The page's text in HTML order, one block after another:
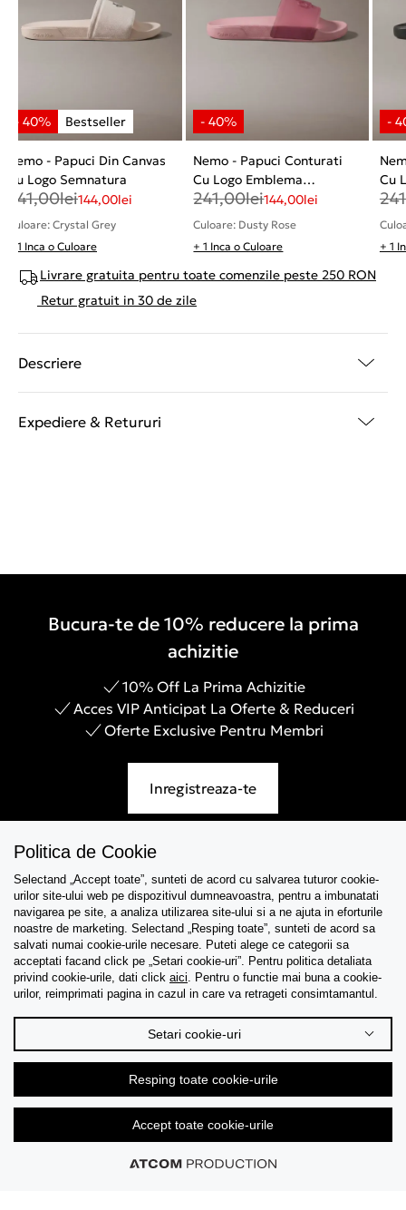
Nemo - Papuci Din Canvas
Cu Logo Semnatura
241,00lei144,00lei
Culoare: Crystal Grey
+ 1 Inca o Culoare
Nemo - Papuci Conturati
Cu Logo Emblema
Semnatura
241,00lei144,00lei
Culoare: Dusty Rose
+ 1 Inca o Culoare
Cu
+ 1
Livrare gratuita pentru toate comenzile peste 250 RON
Retur gratuit in 30 de zile
Descriere
Expediere & Retururi
Bucura-te de 10% reducere la prima
achizitie
10% Off La Prima Achizitie
Acces VIP Anticipat La Oferte & Reduceri
Oferte Exclusive Pentru Membri
Inregistreaza-te
Asistenta
Colectii
Tips & Guides
Despre noi
Limba
© 2026 CK Stores B.V. Toate drepturile rezervate.
Politica de Cookie
Selectand „Accept toate”, sunteti de acord cu salvarea tuturor cookie-
urilor site-ului web pe dispozitivul dumneavoastra, pentru a imbunatati
navigarea pe site, a analiza utilizarea site-ului si a ne ajuta in eforturile
noastre de marketing. Selectand „Resping toate”, sunteti de acord sa
salvati numai cookie-urile necesare. Puteti alege ce categorii sa
acceptati facand click pe „Setari cookie-uri”. Pentru politica detaliata
privind cookie-urile, dati click aici. Pentru o functie mai buna a cookie-
urilor, reimprimati pagina in cazul in care va retrageti consimtamantul.
Setari cookie-uri
Resping toate cookie-urile
Accept toate cookie-urile